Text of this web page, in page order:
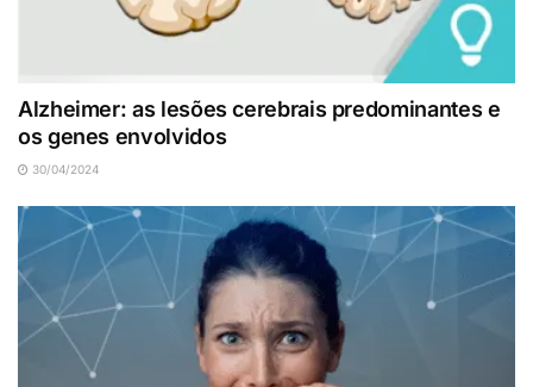
Alzheimer: as lesões cerebrais predominantes e
os genes envolvidos
30/04/2024